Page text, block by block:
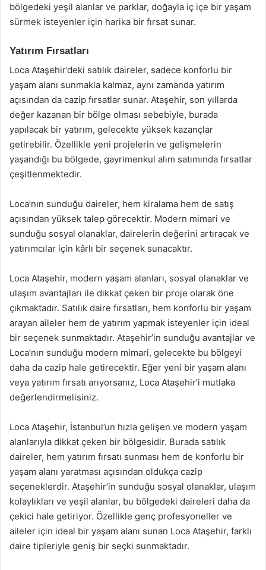
bölgedeki yeşil alanlar ve parklar, doğayla iç içe bir yaşam
sürmek isteyenler için harika bir fırsat sunar.
Yatırım Fırsatları
Loca Ataşehir’deki satılık daireler, sadece konforlu bir
yaşam alanı sunmakla kalmaz, aynı zamanda yatırım
açısından da cazip fırsatlar sunar. Ataşehir, son yıllarda
değer kazanan bir bölge olması sebebiyle, burada
yapılacak bir yatırım, gelecekte yüksek kazançlar
getirebilir. Özellikle yeni projelerin ve gelişmelerin
yaşandığı bu bölgede, gayrimenkul alım satımında fırsatlar
çeşitlenmektedir.
Loca’nın sunduğu daireler, hem kiralama hem de satış
açısından yüksek talep görecektir. Modern mimari ve
sunduğu sosyal olanaklar, dairelerin değerini artıracak ve
yatırımcılar için kârlı bir seçenek sunacaktır.
Loca Ataşehir, modern yaşam alanları, sosyal olanaklar ve
ulaşım avantajları ile dikkat çeken bir proje olarak öne
çıkmaktadır. Satılık daire fırsatları, hem konforlu bir yaşam
arayan aileler hem de yatırım yapmak isteyenler için ideal
bir seçenek sunmaktadır. Ataşehir’in sunduğu avantajlar ve
Loca’nın sunduğu modern mimari, gelecekte bu bölgeyi
daha da cazip hale getirecektir. Eğer yeni bir yaşam alanı
veya yatırım fırsatı arıyorsanız, Loca Ataşehir’i mutlaka
değerlendirmelisiniz.
Loca Ataşehir, İstanbul’un hızla gelişen ve modern yaşam
alanlarıyla dikkat çeken bir bölgesidir. Burada satılık
daireler, hem yatırım fırsatı sunması hem de konforlu bir
yaşam alanı yaratması açısından oldukça cazip
seçeneklerdir. Ataşehir’in sunduğu sosyal olanaklar, ulaşım
kolaylıkları ve yeşil alanlar, bu bölgedeki daireleri daha da
çekici hale getiriyor. Özellikle genç profesyoneller ve
aileler için ideal bir yaşam alanı sunan Loca Ataşehir, farklı
daire tipleriyle geniş bir seçki sunmaktadır.